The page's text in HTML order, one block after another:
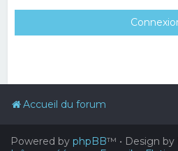
Accueil du forum
Powered by phpBB™ • Design by